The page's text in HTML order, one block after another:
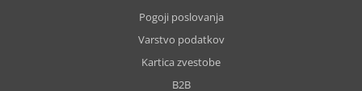
Pogoji poslovanja
Varstvo podatkov
Kartica zvestobe
B2B